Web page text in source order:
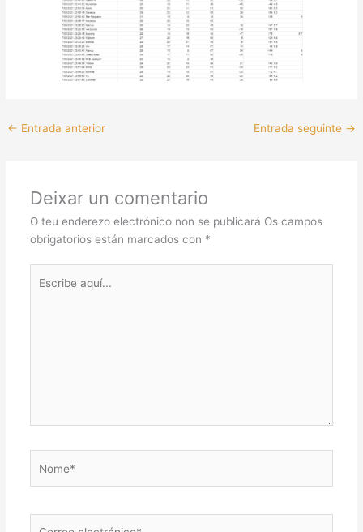
← Entrada anterior Entrada seguinte →
Deixar un comentario
O teu enderezo electrónico non se publicará Os campos
obrigatorios están marcados con *
aquí...